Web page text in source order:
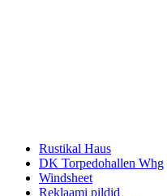
Rustikal Haus
DK Torpedohallen Whg
Windsheet
Reklaami pildid